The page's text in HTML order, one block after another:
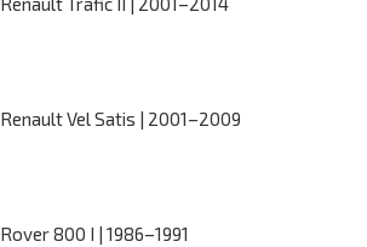
Renault Vel Satis | 2001–2009
Rover 800 I | 1986–1991